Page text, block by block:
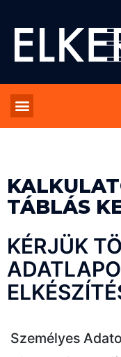
TÁBLÁS
KÉRJÜK
Személyes